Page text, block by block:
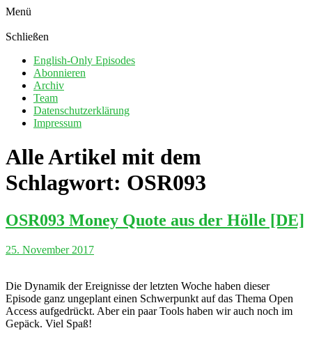
Menü
Schließen
English-Only Episodes
Abonnieren
Archiv
Team
Datenschutzerklärung
Impressum
Alle Artikel mit dem
Schlagwort: OSR093
OSR093 Money Quote aus der Hölle [DE]
25. November 2017
Die Dynamik der Ereignisse der letzten Woche haben dieser
Episode ganz ungeplant einen Schwerpunkt auf das Thema Open
Access aufgedrückt. Aber ein paar Tools haben wir auch noch im
Gepäck. Viel Spaß!